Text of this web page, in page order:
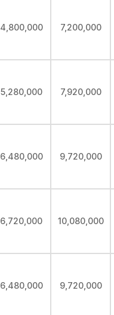
4,800,000 7,200,000
5,280,000 7,920,000
6,480,000 9,720,000
6,720,000 10,080,000
6,480,000 9,720,000